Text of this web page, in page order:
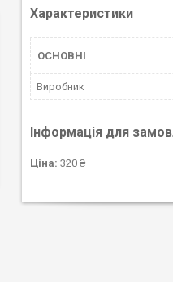
Характеристики
ОСНОВНІ
Виробник
Інформація для
Ціна: 320 ₴